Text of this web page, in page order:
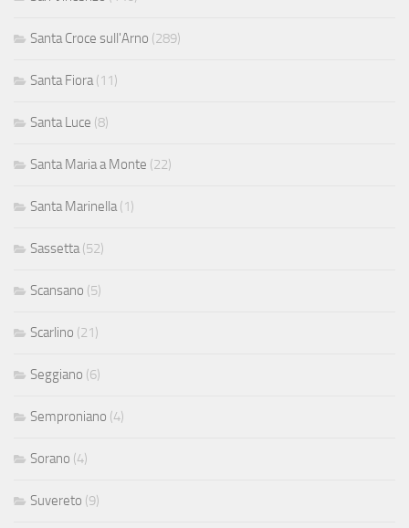
Santa Croce sull'Arno (289)
Santa Fiora (11)
Santa Luce (8)
Santa Maria a Monte (22)
Santa Marinella (1)
Sassetta (52)
Scansano (5)
Scarlino (21)
Seggiano (6)
Semproniano (4)
Sorano (4)
Suvereto (9)